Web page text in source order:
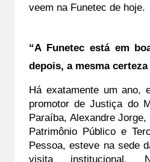
veem na Funetec de hoje.
“A Funetec está em
depois, a mesma certeza
Há exatamente um ano,
promotor de Justiça do
Paraíba, Alexandre
Patrimônio Público e
Pessoa, esteve na sede
visita institucional.